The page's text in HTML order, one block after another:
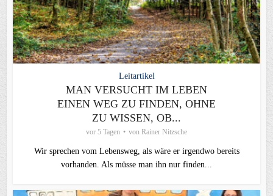
Leitartikel
MAN VERSUCHT IM LEBEN
EINEN WEG ZU FINDEN, OHNE
ZU WISSEN, OB...
vor 5 Tagen von Rainer Nitzsche
Wir sprechen vom Lebensweg, als wäre er irgendwo bereits
vorhanden. Als müsse man ihn nur finden...